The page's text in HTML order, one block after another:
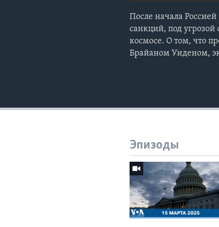
После начала
санкций, под угрозой
космосе. О том, что
Брайаном Уиденом,
Эпизоды